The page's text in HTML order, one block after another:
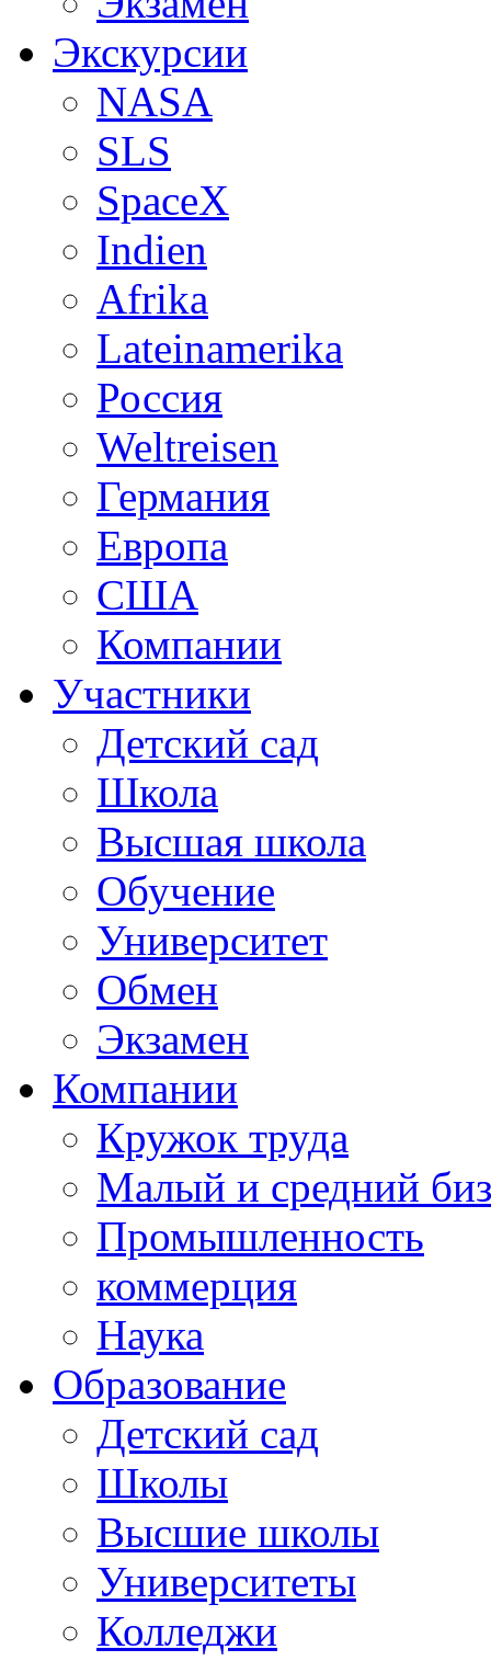
Экскурсии
NASA
SLS
SpaceX
Indien
Afrika
Lateinamerika
Россия
Weltreisen
Германия
Европа
США
Компании
Участники
Детский сад
Школа
Высшая школа
Обучение
Университет
Обмен
Экзамен
Компании
Кружок труда
Малый и средний
Промышленность
коммерция
Наука
Образование
Детский сад
Школы
Высшие школы
Университеты
Колледжи